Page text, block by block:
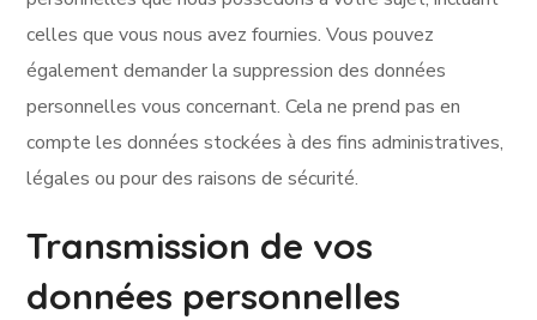
celles que vous nous avez fournies. Vous pouvez
également demander la suppression des données
personnelles vous concernant. Cela ne prend pas en
compte les données stockées à des fins administratives,
légales ou pour des raisons de sécurité.
Transmission de vos
données personnelles